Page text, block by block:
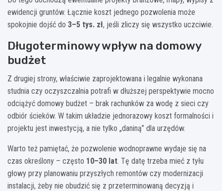
ewidencji gruntów. Łącznie koszt jednego pozwolenia może
spokojnie dojść do 3–5 tys. zł, jeśli zliczy się wszystko uczciwie.
Długoterminowy wpływ na domowy
budżet
Z drugiej strony, właściwie zaprojektowana i legalnie wykonana
studnia czy oczyszczalnia potrafi w dłuższej perspektywie mocno
odciążyć domowy budżet – brak rachunków za wodę z sieci czy
odbiór ścieków. W takim układzie jednorazowy koszt formalności i
projektu jest inwestycją, a nie tylko „daniną” dla urzędów.
Warto też pamiętać, że pozwolenie wodnoprawne wydaje się na
czas określony – często 10–30 lat. Tę datę trzeba mieć z tyłu
głowy przy planowaniu przyszłych remontów czy modernizacji
instalacji, żeby nie obudzić się z przeterminowaną decyzją i